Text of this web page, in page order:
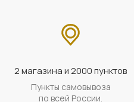
2 магазина и 2000 пунктов
Пункты самовывоза
по всей России.